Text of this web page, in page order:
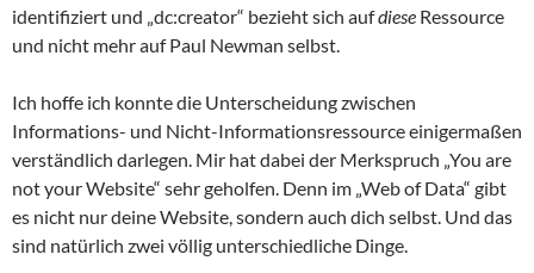
identifiziert und „dc:creator“ bezieht sich aufdiese Ressource
und nicht mehr auf Paul Newman selbst.
Ich hoffe ich konnte die Unterscheidung zwischen
Informations- und Nicht-Informationsressource einigermaßen
verständlich darlegen. Mir hat dabei der Merkspruch „You are
not your Website“ sehr geholfen. Denn im „Web of Data“ gibt
es nicht nur deine Website, sondern auch dich selbst. Und das
sind natürlich zwei völlig unterschiedliche Dinge.